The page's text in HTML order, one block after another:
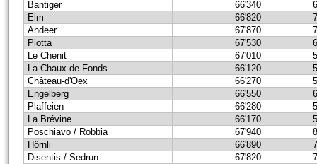
Bantiger
66'340
Elm
66'820
Andeer
67'870
Piotta
67'530
Le Chenit
67'010
La Chaux-de-Fonds
66'120
Château-d'Oex
66'270
Engelberg
66'550
Plaffeien
66'280
La Brévine
66'170
Poschiavo / Robbia
67'940
Hörnli
66'890
Disentis / Sedrun
67'820